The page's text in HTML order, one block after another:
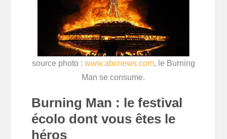
source photo : www.abcnews.com, le Burning
Man se consume.
Burning Man : le festival
écolo dont vous êtes le
héros